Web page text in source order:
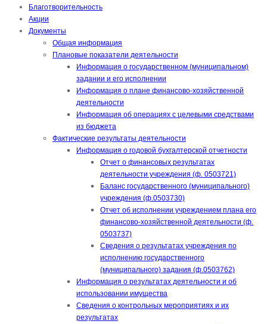
Благотворительность
Акции
Документы
Общая информация
Плановые показатели деятельности
Информация о государственном (муниципальном)
задании и его исполнении
Информация о плане финансово-хозяйственной
деятельности
Информация об операциях с целевыми средствами
из бюджета
Фактические результаты деятельности
Информация о годовой бухгалтерской отчетности
Отчет о финансовых результатах
деятельности учреждения (ф. 0503721)
Баланс государственного (муниципального)
учреждения (ф.0503730)
Отчет об исполнении учреждением плана его
финансово-хозяйственной деятельности (ф.
0503737)
Сведения о результатах учреждения по
исполнению государственного
(муниципального) задания (ф.0503762)
Информация о результатах деятельности и об
использовании имущества
Сведения о контрольных мероприятиях и их
результатах